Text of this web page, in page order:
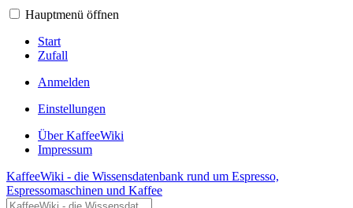
Hauptmenü öffnen
Start
Zufall
Anmelden
Einstellungen
Über KaffeeWiki
Impressum
KaffeeWiki - die Wissensdatenbank rund um Espresso,
Espressomaschinen und Kaffee